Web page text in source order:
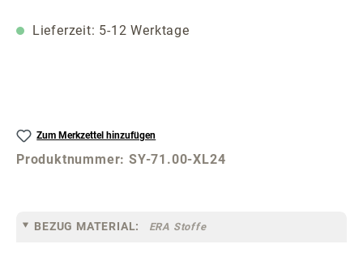
Lieferzeit: 5-12 Werktage
Zum Merkzettel hinzufügen
Produktnummer:SY-71.00-XL24
BEZUG MATERIAL: ERA Stoffe